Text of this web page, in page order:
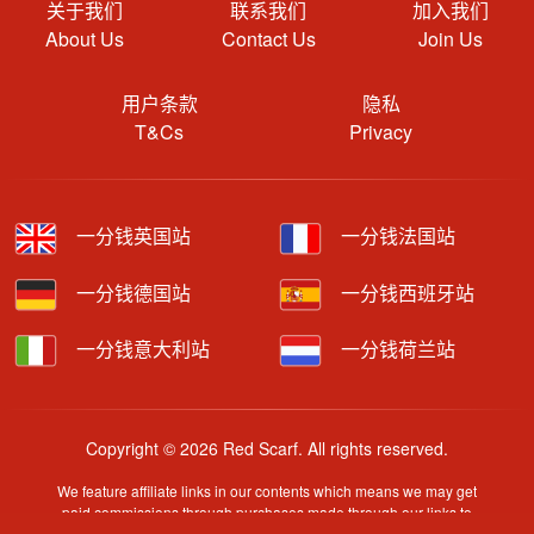
关于我们
About Us
联系我们
Contact Us
加入我们
Join Us
用户条款
T&Cs
隐私
Privacy
一分钱英国站 一分钱法国站
一分钱德国站 一分钱西班牙站
一分钱意大利站 一分钱荷兰站
Copyright © 2026 Red Scarf. All rights reserved.
We feature affiliate links in our contents which means we may get
paid commissions through purchases made through our links to